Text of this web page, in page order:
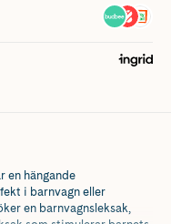
en hängande
i barnvagn eller
en barnvagnsleksak,